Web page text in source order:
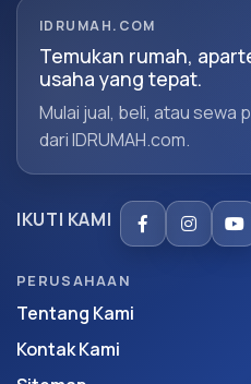
IDRUMAH.COM
Temukan rumah,
usaha yang tepat.
Mulai jual, beli, atau sewa
dari IDRUMAH.com.
IKUTI KAMI
PERUSAHAAN
Tentang Kami
Kontak Kami